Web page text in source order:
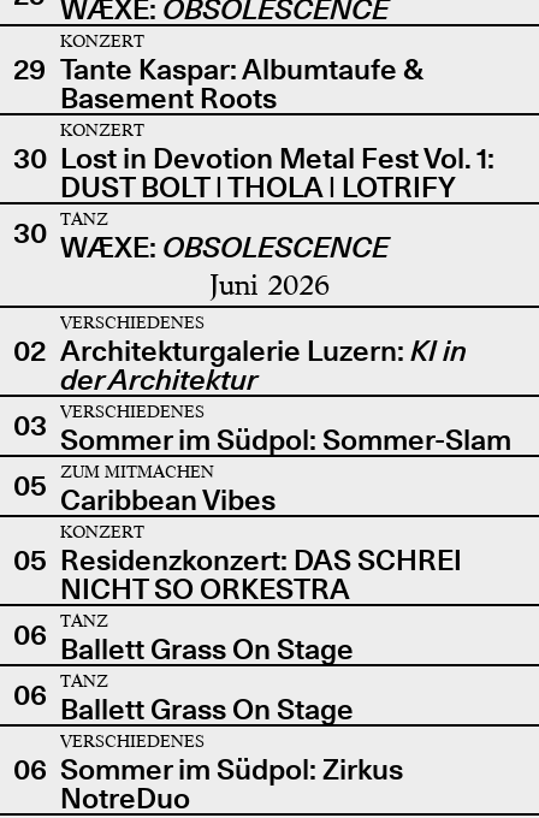
WÆXE: OBSOLESCENCE
29
KONZERT
Tante Kaspar: Albumtaufe &
Basement Roots
30
KONZERT
Lost in Devotion Metal Fest Vol. 1:
DUST BOLT | THOLA | LOTRIFY
30
TANZ
WÆXE: OBSOLESCENCE
Juni 2026
02
VERSCHIEDENES
Architekturgalerie Luzern: KI in
der Architektur
03
VERSCHIEDENES
Sommer im Südpol: Sommer-Slam
05
ZUM MITMACHEN
Caribbean Vibes
05
KONZERT
Residenzkonzert: DAS SCHREI
NICHT SO ORKESTRA
06
TANZ
Ballett Grass On Stage
06
TANZ
Ballett Grass On Stage
06
VERSCHIEDENES
Sommer im Südpol: Zirkus
NotreDuo